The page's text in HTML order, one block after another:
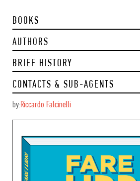
BOOKS
AUTHORS
BRIEF HISTORY
CONTACTS & SUB-AGENTS
by:Riccardo Falcinelli